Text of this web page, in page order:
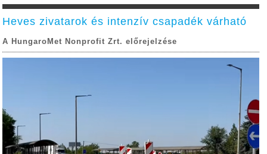
Heves zivatarok és intenzív csapadék várható
A HungaroMet Nonprofit Zrt. előrejelzése